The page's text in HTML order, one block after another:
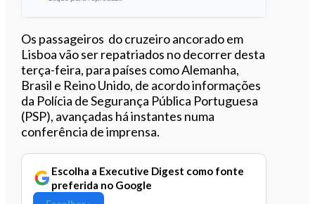
Ouvir este artigo
Os passageiros do cruzeiro ancorado em
Lisboa vão ser repatriados no decorrer desta
terça-feira, para países como Alemanha,
Brasil e Reino Unido, de acordo informações
da Polícia de Segurança Pública Portuguesa
(PSP), avançadas há instantes numa
conferência de imprensa.
Escolha a Executive Digest como fonte
preferida no Google